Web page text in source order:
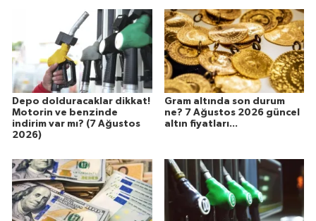
Depo dolduracaklar dikkat!
Motorin ve benzinde
indirim var mı? (7 Ağustos
2026)
Gram altında son durum
ne? 7 Ağustos 2026 güncel
altın fiyatları...